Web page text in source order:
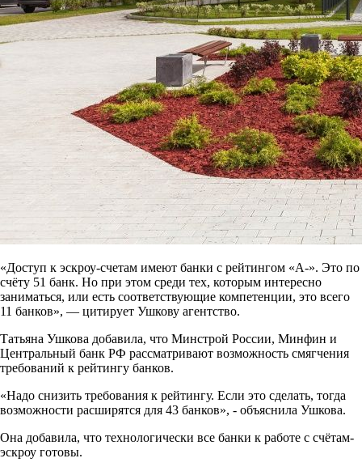
«Доступ к эскроу-счетам имеют банки с рейтингом «А-». Это по
счёту 51 банк. Но при этом среди тех, которым интересно
заниматься, или есть соответствующие компетенции, это всего
11 банков», — цитирует Ушкову агентство.
Татьяна Ушкова добавила, что Минстрой России, Минфин и
Центральный банк РФ рассматривают возможность смягчения
требований к рейтингу банков.
«Надо снизить требования к рейтингу. Если это сделать, тогда
возможности расширятся для 43 банков», - объяснила Ушкова.
Она добавила, что технологически все банки к работе с счётам-
эскроу готовы.